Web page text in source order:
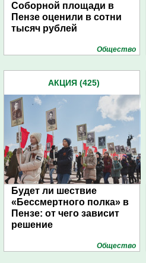
Соборной площади в
Пензе оценили в сотни
тысяч рублей
Общество
АКЦИЯ (425)
Будет ли шествие
«Бессмертного полка» в
Пензе: от чего зависит
решение
Общество